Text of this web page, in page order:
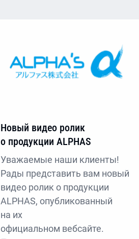
Новый видео ролик
о продукции ALPHAS
Уважаемые наши клиенты!
Рады представить вам новый
видео ролик о продукции
ALPHAS, опубликованный
на их
официальном вебсайте.